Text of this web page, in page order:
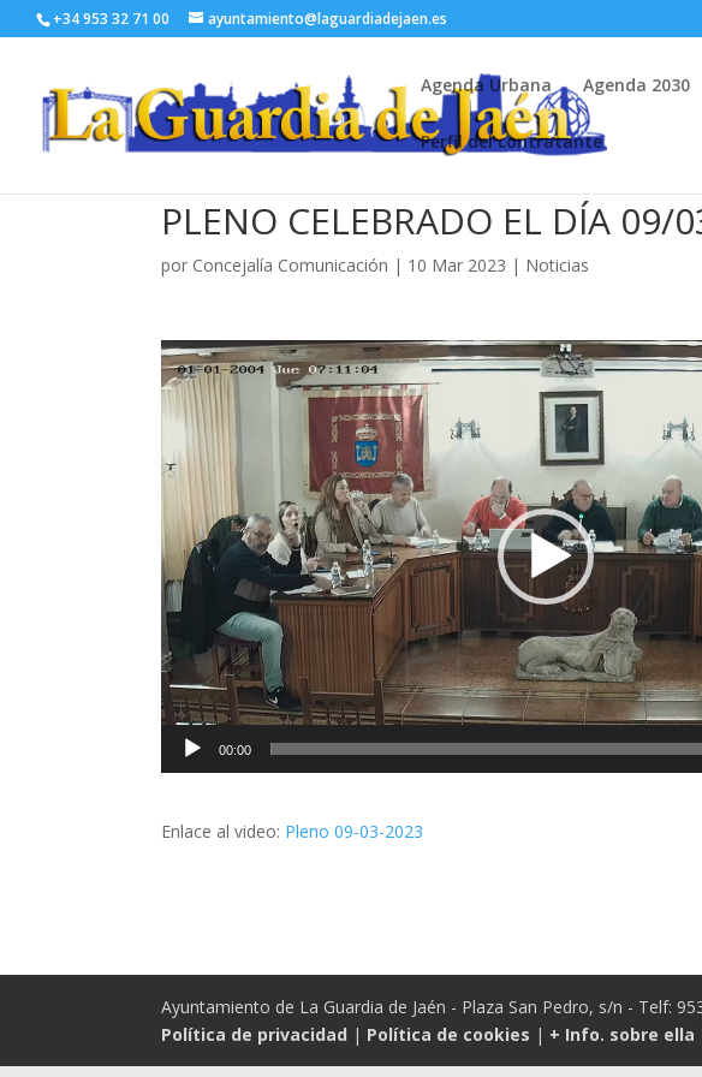
+34 953 32 71 00 ayuntamiento@laguardiadejaen.es
Agenda Urbana Agenda 2030
Perfil del contratante
PLENO CELEBRADO EL DÍA 09/
por Concejalía Comunicación | 10 Mar 2023 | Noticias
Reproductor
de
vídeo
00:00
Enlace al video: Pleno 09-03-2023
Ayuntamiento de La Guardia de Jaén - Plaza San Pedro, s/n - Telf:
Política de privacidad | Política de cookies | + Info. sobre ella